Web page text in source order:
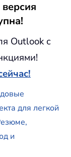
Outlook с
для легкой
и